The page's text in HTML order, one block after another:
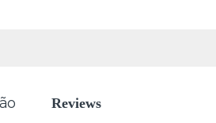
Reviews